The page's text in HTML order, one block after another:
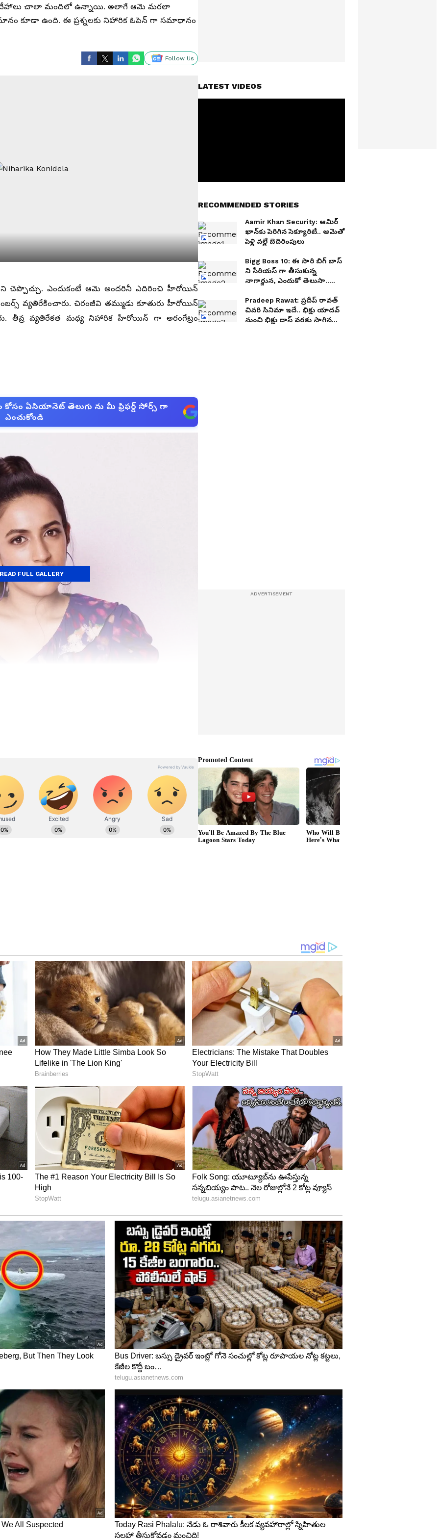
చాలా మందిలో ఉన్నాయి. అలాగే ఆమె మరలా
కూడా ఉంది. ఈ ప్రశ్నలకు నిహారిక ఓపెన్ గా సమాధానం
Follow Us
ఎందుకంటే ఆమె అందరినీ ఎదిరించి హీరోయిన్
వ్యతిరేకించారు. చిరంజీవి తమ్ముడు కూతురు హీరోయిన్
తీవ్ర వ్యతిరేకత మధ్య నిహారిక హీరోయిన్ గా అరంగేట్రం
ఏసియానెట్ తెలుగు ను మీ ఫ్రిఫర్డ్ సోర్స్ గా
ఎంచుకోండి
ఈ వేడుకలో మెగా హీరోలందరూ పాల్గొన్నారు. నిహారిక
FULL GALLERY
LATEST VIDEOS
RECOMMENDED STORIES
Aamir Khan Security: ఆమిర్
ఖాన్‌కు పెరిగిన సెక్యూరిటీ.. ఆమెతో
పెళ్లి వల్లే బెదిరింపులు
Bigg Boss 10: ఈ సారి బిగ్ బాస్
ని సీరియస్ గా తీసుకున్న
నాగార్జున, ఎందుకో తెలుసా..
Pradeep Rawat: ప్రదీప్ రావత్
చివరి సినిమా ఇదే.. భిక్షు యాదవ్
నుంచి భిక్షు దాస్ వరకు సాగిన